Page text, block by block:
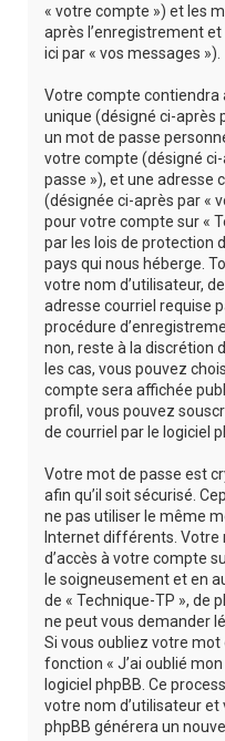
« votre compte ») et les
après l’enregistrement et
ici par « vos messages »).
Votre compte
unique (désigné ci-après
un mot de passe
votre compte (désigné
passe »), et une adresse
(désignée ci-après par «
pour votre compte sur «
par les lois de protection
pays qui nous héberge.
votre nom d’utilisateur,
adresse courriel requise
procédure
non, reste à la discrétion
les cas, vous pouvez
compte sera affichée
profil, vous pouvez
de courriel par le logiciel
Votre mot de passe est
afin qu’il soit sécurisé.
ne pas utiliser le même
Internet différents. Votre
d’accès à votre compte
le soigneusement et en
de « Technique-TP », de
ne peut vous demander
Si vous oubliez votre mot
fonction « J’ai oublié
logiciel phpBB. Ce
votre nom d’utilisateur et
phpBB générera un